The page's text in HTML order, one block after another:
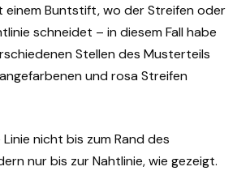
einem Buntstift, wo der Streifen oder
schneidet – in diesem Fall habe
Stellen des Musterteils
und rosa Streifen
nicht bis zum Rand des
nur bis zur Nahtlinie, wie gezeigt.